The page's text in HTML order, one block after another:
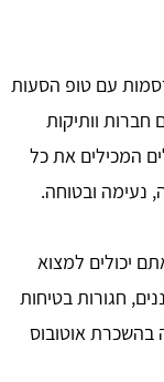
עם טופ הסעות
וותיקות
המכילים את כל
נעימה ובטוחה.
יכולים למצוא
חגורות בטיחות
בהשכרת אוטובוס